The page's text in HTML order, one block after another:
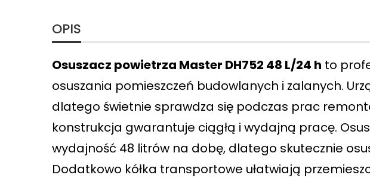
OPIS
Osuszacz powietrza Master DH752 48 L/24 h to
osuszania pomieszczeń budowlanych i zalanych.
dlatego świetnie sprawdza się podczas prac
konstrukcja gwarantuje ciągłą i wydajną pracę.
wydajność 48 litrów na dobę, dlatego skutecznie
Dodatkowo kółka transportowe ułatwiają